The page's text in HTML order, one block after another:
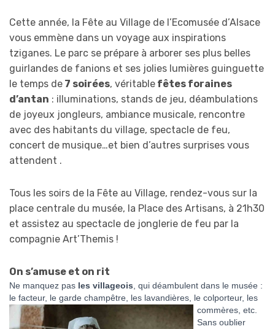
Cette année, la Fête au Village de l’Ecomusée d’Alsace
vous emmène dans un voyage aux inspirations
tziganes. Le parc se prépare à arborer ses plus belles
guirlandes de fanions et ses jolies lumières guinguette
le temps de 7 soirées, véritable fêtes foraines
d’antan : illuminations, stands de jeu, déambulations
de joyeux jongleurs, ambiance musicale, rencontre
avec des habitants du village, spectacle de feu,
concert de musique…et bien d’autres surprises vous
attendent .
Tous les soirs de la Fête au Village, rendez-vous sur la
place centrale du musée, la Place des Artisans, à 21h30
et assistez au spectacle de jonglerie de feu par la
compagnie Art’Themis !
On s’amuse et on rit
Ne manquez pas les villageois, qui déambulent dans le musée :
le facteur, le garde champêtre, les lavandières, le colporteur, les
commères, etc.
Sans oublier